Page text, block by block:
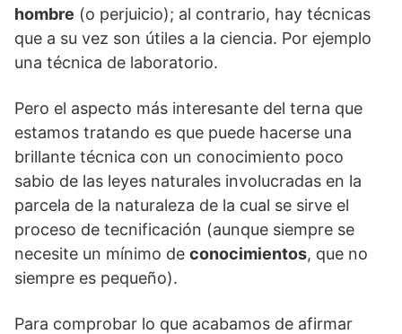
hombre (o perjuicio); al contrario, hay técnicas
que a su vez son útiles a la ciencia. Por ejemplo
una técnica de laboratorio.
Pero el aspecto más interesante del terna que
estamos tratando es que puede hacerse una
brillante técnica con un conocimiento poco
sabio de las leyes naturales involucradas en la
parcela de la naturaleza de la cual se sirve el
proceso de tecnificación (aunque siempre se
necesite un mínimo de cono­cimientos, que no
siempre es pequeño).
Para comprobar lo que acabamos de afirmar